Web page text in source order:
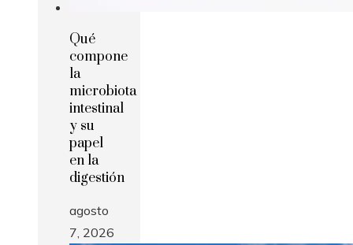
Qué
compone
la
microbiota
intestinal
y su
papel
en la
digestión
agosto
7, 2026